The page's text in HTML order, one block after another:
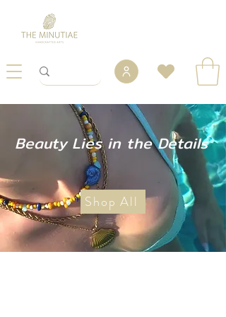
Shop All
Beauty Lies in the Details